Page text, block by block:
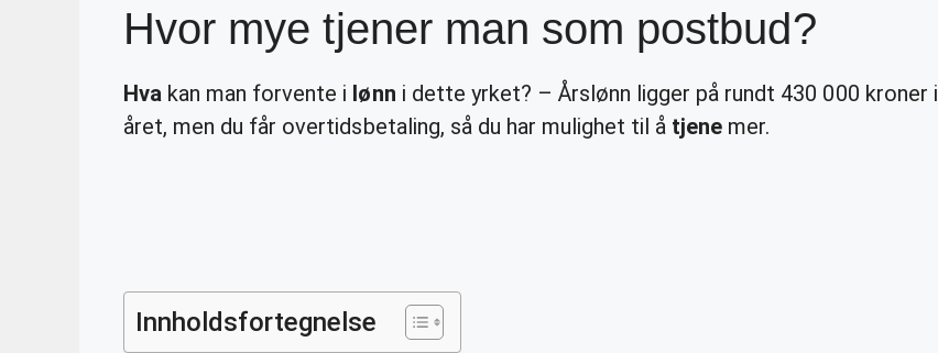
Hvor mye tjener man som postbud?
Hva kan man forvente i lønn i dette yrket? – Årslønn ligger på rundt 430 000 kroner i
året, men du får overtidsbetaling, så du har mulighet til å tjene mer.
Innholdsfortegnelse